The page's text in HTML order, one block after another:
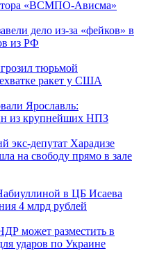
«ВСМПО-Ависма»
дело из-за «фейков» в
из РФ
тюрьмой
ракет у США
Ярославль:
из крупнейших НПЗ
экс-депутат Харадизе
на свободу прямо в зале
в ЦБ Исаева
4 млрд рублей
может разместить в
ударов по Украине